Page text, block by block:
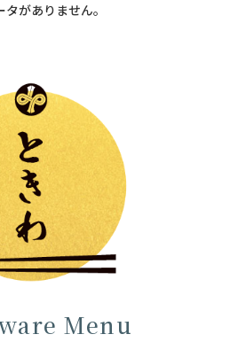
がありません。
Menu